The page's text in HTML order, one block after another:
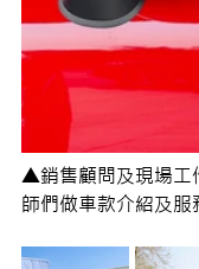
▲銷售顧問及現場工
師們做車款介紹及服